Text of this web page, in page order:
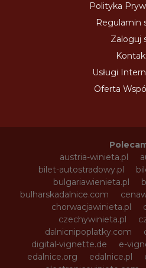
Polityka
Regulamin
Zaloguj
Usługi
Oferta
austria-winieta.pl
bilet-autostradowy.pl
bulgariawienieta.pl
bulharskadalnice.com
chorwacjawinieta.pl
czechywinieta.pl
dalnicnipoplatky.com
digital-vignette.de
e-
edalnice.org
edalnice.pl